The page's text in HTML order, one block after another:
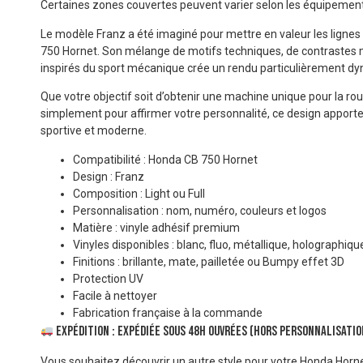
Certaines zones couvertes peuvent varier selon les
Le modèle Franz a été imaginé pour mettre en valeur les
750 Hornet. Son mélange de motifs techniques, de contrastes
inspirés du sport mécanique crée un rendu particulièrement
Que votre objectif soit d’obtenir une machine unique pour la
simplement pour affirmer votre personnalité, ce design
sportive et moderne.
Compatibilité : Honda CB 750 Hornet
Design : Franz
Composition : Light ou Full
Personnalisation : nom, numéro, couleurs et logos
Matière : vinyle adhésif premium
Vinyles disponibles : blanc, fluo, métallique,
Finitions : brillante, mate, pailletée ou Bumpy effet 3D
Protection UV
Facile à nettoyer
Fabrication française à la commande
Expédition : expédiée sous 48h ouvrées (hors